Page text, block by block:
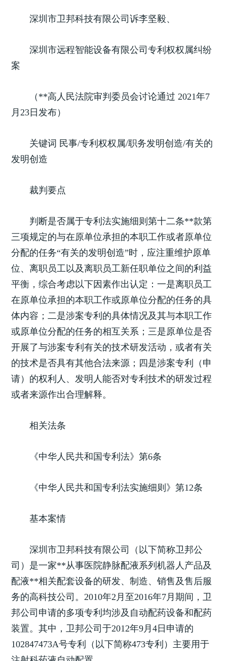
深圳市卫邦科技有限公司诉李坚毅、
深圳市远程智能设备有限公司专利权权属纠纷
案
（**高人民法院审判委员会讨论通过 2021年7
月23日发布）
关键词 民事/专利权权属/职务发明创造/有关的
发明创造
裁判要点
判断是否属于专利法实施细则第十二条**款第
三项规定的与在原单位承担的本职工作或者原单位
分配的任务“有关的发明创造”时，应注重维护原单
位、离职员工以及离职员工新任职单位之间的利益
平衡，综合考虑以下因素作出认定：一是离职员工
在原单位承担的本职工作或原单位分配的任务的具
体内容；二是涉案专利的具体情况及其与本职工作
或原单位分配的任务的相互关系；三是原单位是否
开展了与涉案专利有关的技术研发活动，或者有关
的技术是否具有其他合法来源；四是涉案专利（申
请）的权利人、发明人能否对专利技术的研发过程
或者来源作出合理解释。
相关法条
《中华人民共和国专利法》第6条
《中华人民共和国专利法实施细则》第12条
基本案情
深圳市卫邦科技有限公司（以下简称卫邦公
司）是一家**从事医院静脉配液系列机器人产品及
配液**相关配套设备的研发、制造、销售及售后服
务的高科技公司。2010年2月至2016年7月期间，卫
邦公司申请的多项专利均涉及自动配药设备和配药
装置。其中，卫邦公司于2012年9月4日申请的
102847473A号专利（以下简称473专利）主要用于